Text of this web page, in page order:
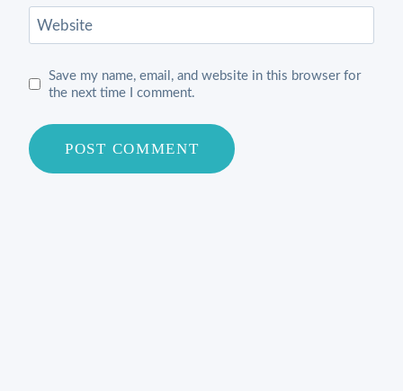
Website
Save my name, email, and website in this browser for
the next time I comment.